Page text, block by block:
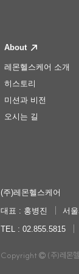
About
레몬헬스케어 소개
히스토리
미션과 비전
오시는 길
(주)레몬헬스케어
대표 : 홍병진
서
TEL : 02.855.5815
Copyright (주)레몬